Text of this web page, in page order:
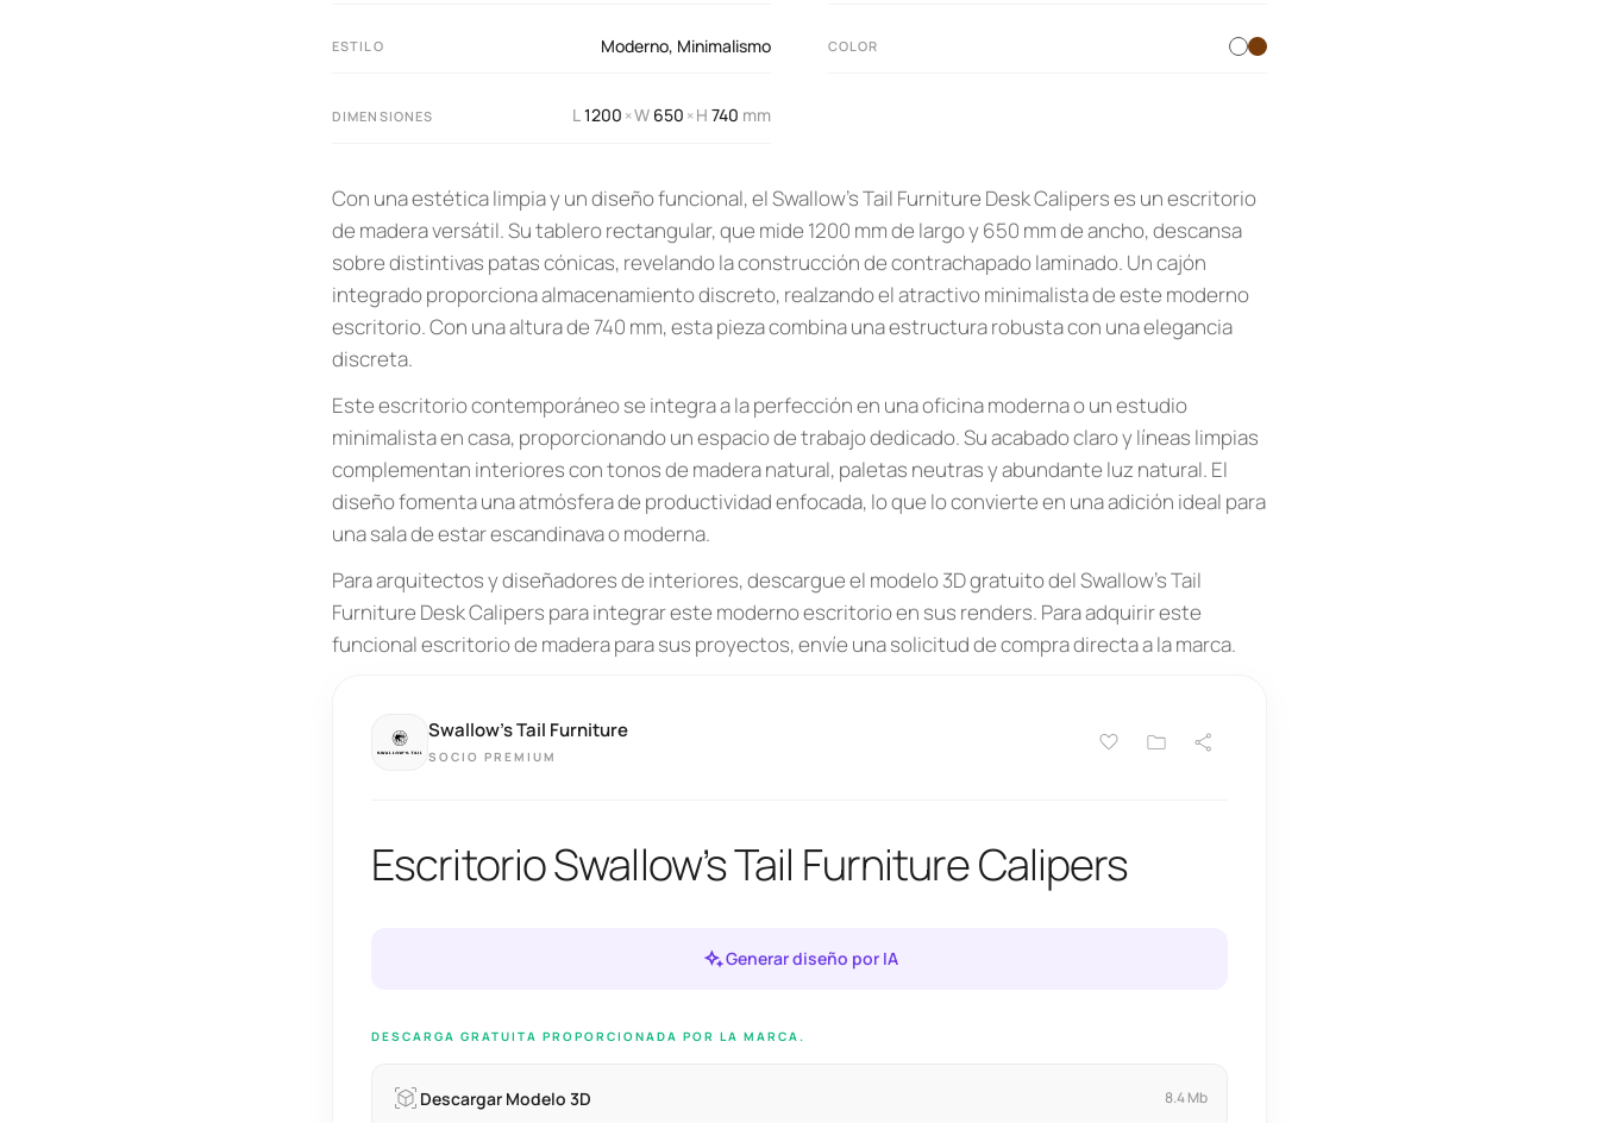
ESTILO Moderno, Minimalismo COLOR
DIMENSIONES L1200 ×W 650 ×H 740 mm
Con una estética limpia y un diseño funcional, el Swallow’s Tail Furniture Desk Calipers es un escritorio
de madera versátil. Su tablero rectangular, que mide 1200 mm de largo y 650 mm de ancho, descansa
sobre distintivas patas cónicas, revelando la construcción de contrachapado laminado. Un cajón
integrado proporciona almacenamiento discreto, realzando el atractivo minimalista de este moderno
escritorio. Con una altura de 740 mm, esta pieza combina una estructura robusta con una elegancia
discreta.
Este escritorio contemporáneo se integra a la perfección en una oficina moderna o un estudio
minimalista en casa, proporcionando un espacio de trabajo dedicado. Su acabado claro y líneas limpias
complementan interiores con tonos de madera natural, paletas neutras y abundante luz natural. El
diseño fomenta una atmósfera de productividad enfocada, lo que lo convierte en una adición ideal para
una sala de estar escandinava o moderna.
Para arquitectos y diseñadores de interiores, descargue el modelo 3D gratuito del Swallow’s Tail
Furniture Desk Calipers para integrar este moderno escritorio en sus renders. Para adquirir este
funcional escritorio de madera para sus proyectos, envíe una solicitud de compra directa a la marca.
Swallow’s Tail Furniture
SOCIO PREMIUM
Escritorio Swallow’s Tail Furniture Calipers
Generar diseño por IA
DESCARGA GRATUITA PROPORCIONADA POR LA MARCA.
Descargar Modelo 3D 8.4 Mb